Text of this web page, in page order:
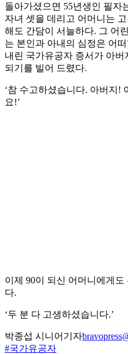
돌아가셨으면 55년생인 필자
자녀 셋을 데리고 어머니는
해도 간담이 서늘하다. 그 어
는 본인과 아내의 심정은 어
내린 국가유공자 증서가 아
되기를 빌어 드렸다.
‘참 수고하셨습니다. 아버지!
요!’
이제 90이 되신 어머니에게
다.
‘두 분 다 고생하셨습니다.’
박종섭 시니어기자
#국가유공자